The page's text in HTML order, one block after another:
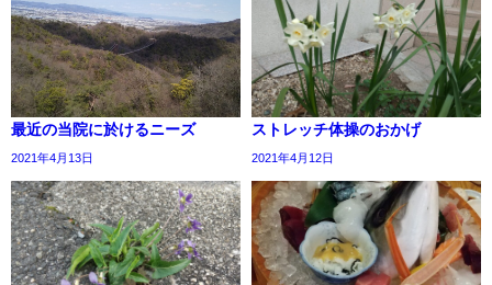
最近の当院に於けるニーズ
2021年4月13日
ストレッチ体操のおかげ
2021年4月12日